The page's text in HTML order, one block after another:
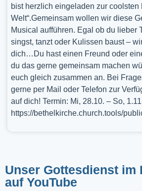
bist herzlich eingeladen zur coolsten
Welt“.Gemeinsam wollen wir diese
Musical aufführen. Egal ob du lieber
singst, tanzt oder Kulissen baust –
dich…Du hast einen Freund oder
du das gerne gemeinsam machen
euch gleich zusammen an. Bei
gerne per Mail oder Telefon zur
auf dich! Termin: Mi, 28.10. – So,
https://bethelkirche.church.tools/
Unser Gottesdienst im
auf YouTube